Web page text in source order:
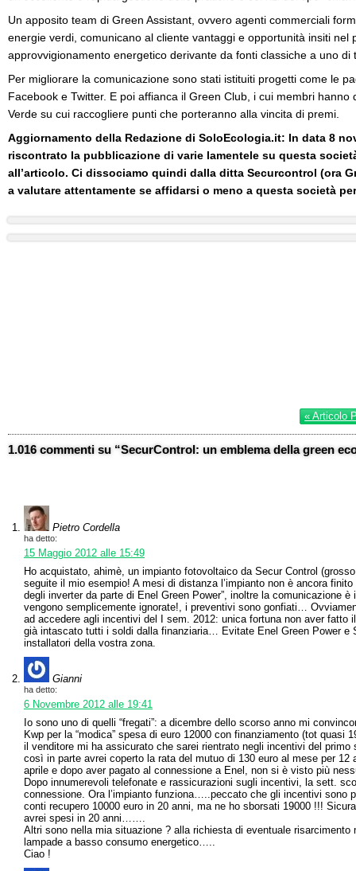
Un apposito team di Green Assistant, ovvero agenti commerciali
energie verdi, comunicano al cliente vantaggi e opportunità insiti nel
approvvigionamento energetico derivante da fonti classiche a uno di
Per migliorare la comunicazione sono stati istituiti progetti come le
Facebook e Twitter. E poi affianca il Green Club, i cui membri
Verde su cui raccogliere punti che porteranno alla vincita di premi.
Aggiornamento della Redazione di SoloEcologia.it: In data 8
riscontrato la pubblicazione di varie lamentele su questa
all’articolo. Ci dissociamo quindi dalla ditta Securcontrol (ora
a valutare attentamente se affidarsi o meno a questa società
« Articolo
1.016 commenti su “SecurControl: un emblema della green
Pietro Cordella
ha detto:
15 Maggio 2012 alle 15:49
Ho acquistato, ahimè, un impianto fotovoltaico da Secur Control
seguite il mio esempio! A mesi di distanza l’impianto non è ancora
degli inverter da parte di Enel Green Power”, inoltre la comunicazione
vengono semplicemente ignorate!, i preventivi sono gonfiati…
ad accedere agli incentivi del I sem. 2012: unica fortuna non aver fatto
già intascato tutti i soldi dalla finanziaria… Evitate Enel Green Power e
installatori della vostra zona.
Gianni
ha detto:
6 Novembre 2012 alle 19:41
Io sono uno di quelli “fregati”: a dicembre dello scorso anno mi
Kwp per la “modica” spesa di euro 12000 con finanziamento (tot
il venditore mi ha assicurato che sarei rientrato negli incentivi del
così in parte avrei coperto la rata del mutuo di 130 euro al mese per 12
aprile e dopo aver pagato al connessione a Enel, non si è visto più
Dopo innumerevoli telefonate e rassicurazioni sugli incentivi, la sett.
connessione. Ora l’impianto funziona…..peccato che gli incentivi sono
conti recupero 10000 euro in 20 anni, ma ne ho sborsati 19000 !!!
avrei spesi in 20 anni…….
Altri sono nella mia situazione ? alla richiesta di eventuale risarcimento
lampade a basso consumo energetico…..
Ciao !